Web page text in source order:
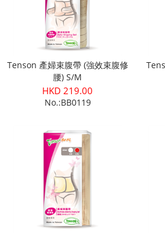
Tenson 產婦束腹帶 (強效束腹修
腰) S/M
HKD 219.00
No.:BB0119